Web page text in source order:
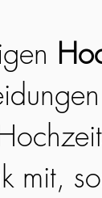
mit,